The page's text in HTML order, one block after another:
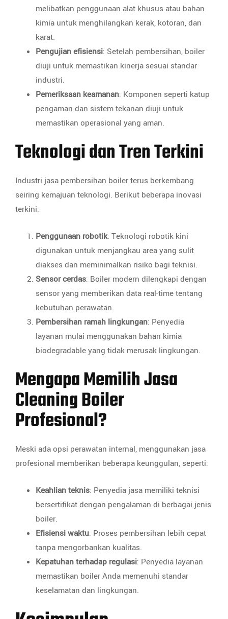
melibatkan penggunaan alat khusus atau bahan
kimia untuk menghilangkan kerak, kotoran, dan
karat.
Pengujian efisiensi: Setelah pembersihan, boiler
diuji untuk memastikan kinerja sesuai standar
industri.
Pemeriksaan keamanan: Komponen seperti katup
pengaman dan sistem tekanan diuji untuk
memastikan operasional yang aman.
Teknologi dan Tren Terkini
Industri jasa pembersihan boiler terus berkembang
seiring kemajuan teknologi. Berikut beberapa inovasi
terkini:
Penggunaan robotik: Teknologi robotik kini
digunakan untuk menjangkau area yang sulit
diakses dan meminimalkan risiko bagi teknisi.
Sensor cerdas: Boiler modern dilengkapi dengan
sensor yang memberikan data real-time tentang
kebutuhan perawatan.
Pembersihan ramah lingkungan: Penyedia
layanan mulai menggunakan bahan kimia
biodegradable yang tidak merusak lingkungan.
Mengapa Memilih Jasa
Cleaning Boiler
Profesional?
Meski ada opsi perawatan internal, menggunakan jasa
profesional memberikan beberapa keunggulan, seperti:
Keahlian teknis: Penyedia jasa memiliki teknisi
bersertifikat dengan pengalaman di berbagai jenis
boiler.
Efisiensi waktu: Proses pembersihan lebih cepat
tanpa mengorbankan kualitas.
Kepatuhan terhadap regulasi: Penyedia layanan
memastikan boiler Anda memenuhi standar
keselamatan dan lingkungan.